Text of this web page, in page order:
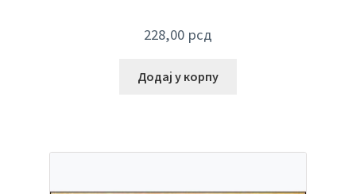
228,00 рсд
Додај у корпу